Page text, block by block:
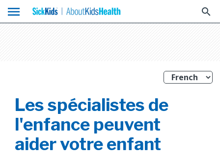
menu search
Les spécialistes de
l'enfance peuvent
aider votre enfant